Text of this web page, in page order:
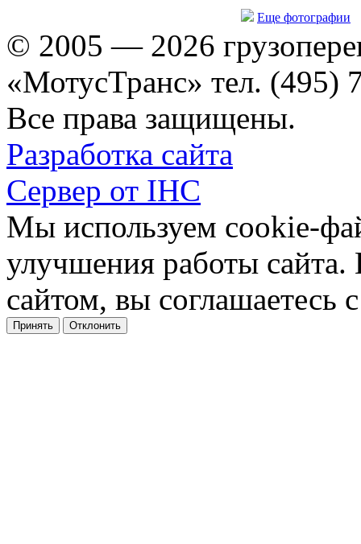
Еще фотографии
© 2005 — 2026
«МотусТранс» тел. (495)
Все права защищены.
Разработка сайта
Сервер от IHC
Мы используем cookie-
улучшения работы сайта.
сайтом, вы соглашаетесь
Принять Отклонить